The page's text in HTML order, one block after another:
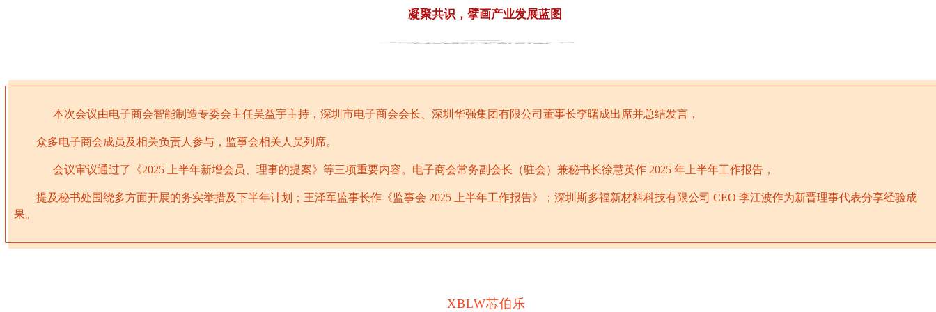
凝聚共识，擘画产业发展蓝图
本次会议由电子商会智能制造专委会主任吴益宇主持，深圳市电子商会会长、深圳华强集团有限公司董事长李曙成出席并总结发言，
众多电子商会成员及相关负责人参与，监事会相关人员列席。
会议审议通过了《2025 上半年新增会员、理事的提案》等三项重要内容。电子商会常务副会长（驻会）兼秘书长徐慧英作 2025 年上半年工作报告，
提及秘书处围绕多方面开展的务实举措及下半年计划；王泽军监事长作《监事会 2025 上半年工作报告》；深圳斯多福新材料科技有限公司 CEO 李江波作为新晋理事代表分享经验成
果。
XBLW芯伯乐